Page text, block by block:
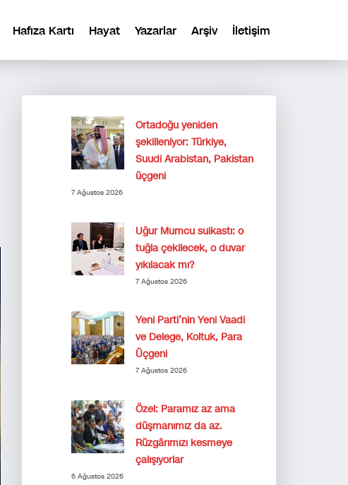
Hafıza Kartı Hayat Yazarlar Arşiv İletişim
Ortadoğu yeniden
şekilleniyor: Türkiye,
Suudi Arabistan, Pakistan
üçgeni
7 Ağustos 2026
Uğur Mumcu suikastı: o
tuğla çekilecek, o duvar
yıkılacak mı?
7 Ağustos 2026
Yeni Parti’nin Yeni Vaadi
ve Delege, Koltuk, Para
Üçgeni
7 Ağustos 2026
Özel: Paramız az ama
düşmanımız da az.
Rüzgârımızı kesmeye
çalışıyorlar
6 Ağustos 2026